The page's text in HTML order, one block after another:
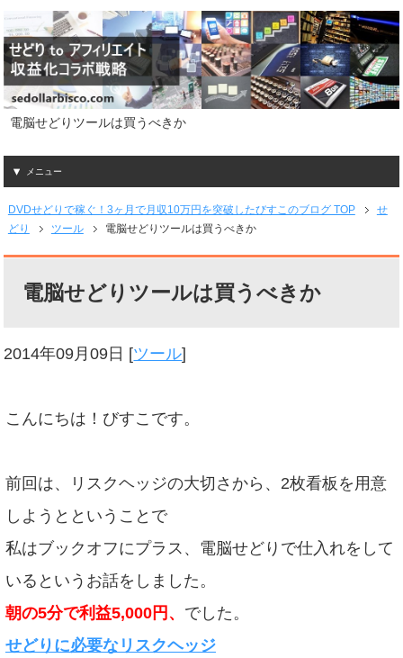
電脳せどりツールは買うべきか
メニュー
DVDせどりで稼ぐ！3ヶ月で月収10万円を突破したびすこのブログ TOP
せ
どり
ツール 電脳せどりツールは買うべきか
電脳せどりツールは買うべきか
2014年09月09日 [ツール]
こんにちは！びすこです。
前回は、リスクヘッジの大切さから、2枚看板を用意
しようとということで
私はブックオフにプラス、電脳せどりで仕入れをして
いるというお話をしました。
朝の5分で利益5,000円、 でした。
せどりに必要なリスクヘッジ